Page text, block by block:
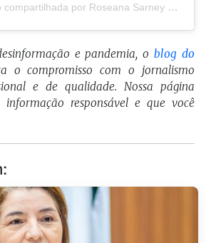
Uma publicação compartilhada por Roseana Sarney Murad (@roseanasarney)
e pandemia, o blog do
o compromisso com o jornalismo
e de qualidade. Nossa página
informação responsável e que você